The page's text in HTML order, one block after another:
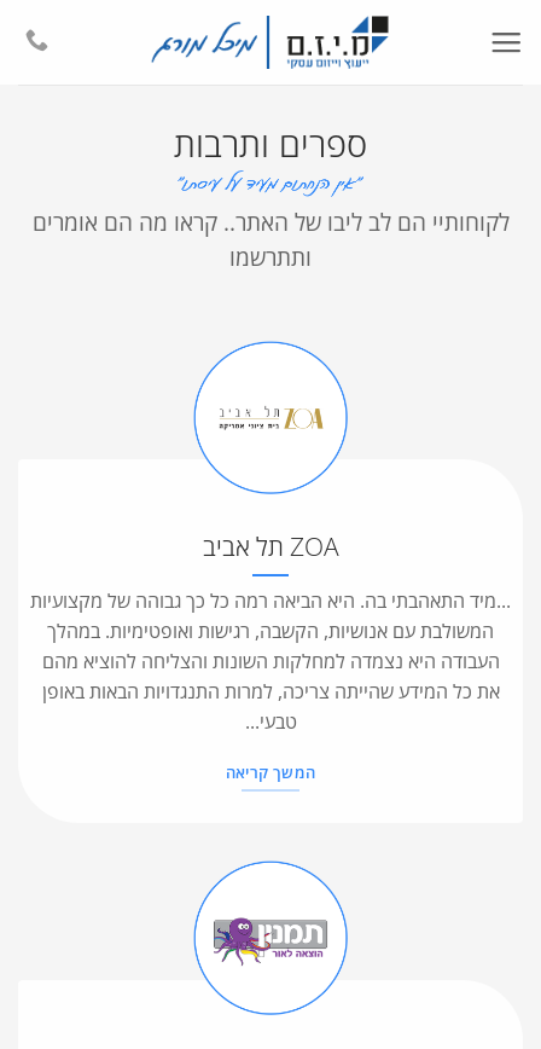
ספרים ותרבות
לקוחותיי הם לב ליבו של האתר.. קראו מה הם אומרים
ותתרשמו
ZOA תל אביב
...מיד התאהבתי בה. היא הביאה רמה כל כך גבוהה של מקצועיות
המשולבת עם אנושיות, הקשבה, רגישות ואופטימיות. במהלך
העבודה היא נצמדה למחלקות השונות והצליחה להוציא מהם
את כל המידע שהייתה צריכה, למרות התנגדויות הבאות באופן
טבעי...
המשך קריאה